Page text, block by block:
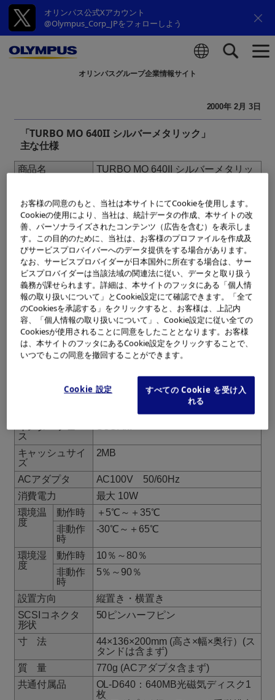
オリンパス公式Xアカウント
@Olympus_Corp_JPをフォローしよう
オリンパスグループ企業情報サイト
2000年 2月 3日
「TURBO MO 640II シルバーメタリック」
主な仕様
商品名
TURBO MO 640II シルバーメタリッ
駆動装置
型名
TS6432S
記憶容量
（対応MOディ
スク）
128MB(国際標準規格)
230MB(国際標準規格)
540MB(国際標準規格)
640MB(国際標準規格)
オーバーライト
（OW）
対応
230MB
540MB(国際標準規格)
640MB(国際標準規格)
連続データ転送
速度
最大 4.2MB/s
SCSIバースト
転送速度
同期：最大 10MB/s
非同期：最大 6.7MB/s
3869rpm (= r/min)
ス
キャッシュサイ
ズ
2MB
ACアダプタ
AC100V 50/60Hz
消費電力
最大 10W
環境温
度
動作時
＋5℃～＋35℃
非動作
時
-30℃～＋65℃
環境湿
度
動作時
10％～80％
非動作
時
5％～90％
設置方向
縦置き・横置き
SCSIコネクタ
形状
50ピンハーフピン
寸 法
44×136×200mm (高さ×幅×奥行）(ス
タンドは含まず)
質 量
770g (ACアダプタ含まず)
共通付属品
OL-D640：640MB光磁気ディスク1
枚
お客様の同意のもと、当社は本サイトにてCookieを使用します。
Cookieの使用により、当社は、統計データの作成、本サイトの改
善、パーソナライズされたコンテンツ（広告を含む）を表示しま
す。この目的のために、当社は、お客様のプロファイルを作成及
びサービスプロバイバーへのデータ提供をする場合があります。
なお、サービスプロバイダーが日本国外に所在する場合は、サー
ビスプロバイダーは当該法域の関連法に従い、データと取り扱う
義務が課せられます。詳細は、本サイトのフッタにある「個人情
報の取り扱いについて」とCookie設定にて確認できます。「全て
のCookiesを承認する」をクリックすると、お客様は、上記内
容、「個人情報の取り扱いについて」、Cookie設定に従い全ての
Cookiesが使用されることに同意をしたこととなります。お客様
は、本サイトのフッタにあるCookie設定をクリックすることで、
いつでもこの同意を撤回することができます。
Cookie 設定
すべての Cookie を受け入
れる